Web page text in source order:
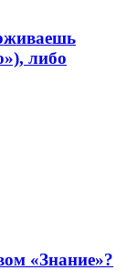
либо
«Знание»?